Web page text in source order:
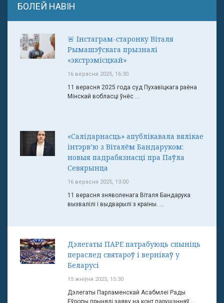
БОЛЕЙ НАВІН
🚨 Інстаграм-старонку Віталя
Рымашэўскага прызналі
«экстрэмісцкай»
16 верасня 2025, 16:30
11 верасня 2025 года суд Пухавіцкага раёна
Мінскай вобласці ўнёс ...
«Салідарнасць» апублікавала вялікае
інтэрв’ю з Віталём Бандаруком:
новыя падрабязнасці пра Паўла
Севярынца
16 верасня 2025, 13:00
11 верасня зняволенага Віталя Бандарука
вызвалілі і выдварылі з краіны. ...
Дэлегаты ПАРЕ патрабуюць спыніць
пераслед святароў і вернікаў у
Беларусі
15 жніўня 2025, 15:30
Дэлегаты Парламенскай Асабмлеі Рады
Еўропы прынялі заяву на конт парушэнняў ...